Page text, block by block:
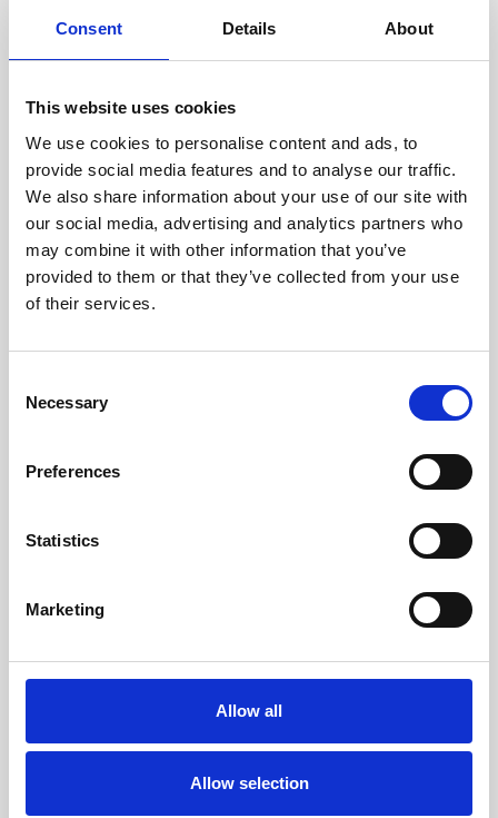
Consent Details About
This website uses cookies
We use cookies to personalise content and ads, to
provide social media features and to analyse our traffic.
We also share information about your use of our site with
our social media, advertising and analytics partners who
may combine it with other information that you’ve
provided to them or that they’ve collected from your use
of their services.
Selection
Necessary
Preferences
Statistics
Marketing
Allow all
Allow selection
Compramos y reacondicionamos activamente
evitar que una tecnología valiosa se deseche
prematuramente. Cada sistema se prueba
minuciosamente, se actualiza cuando es necesario y
se revende o se devuelve a nuestra flota de
soluciones ddiagnóstico por imágenes, lo que
prolonga su vida útil y hace que los diagnósticos
avanzados sean más accesibles.
Al reutilizar los equipos, reducimos los residuos
Este enfoque circular conserva los recursos y apoya